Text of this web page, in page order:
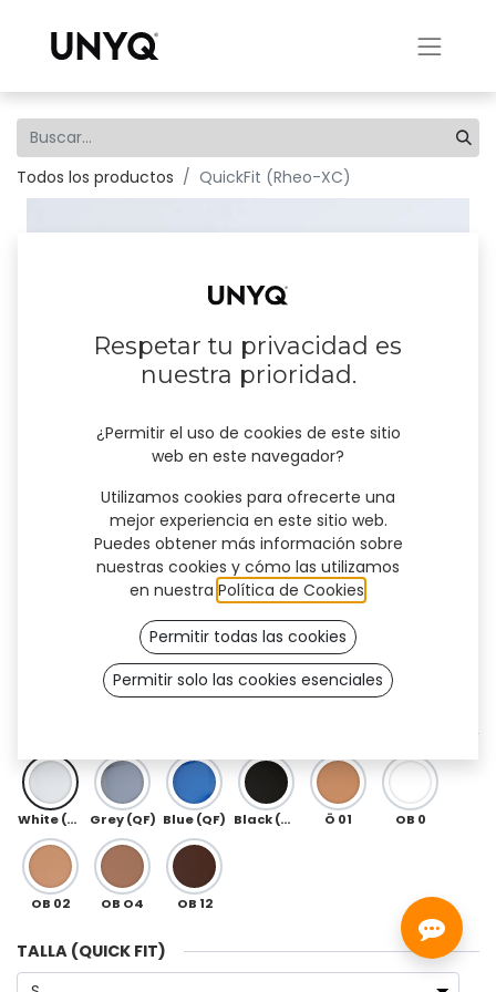
Todos los productos QuickFit (Rheo-XC)
QuickFit (Rheo-XC)
White (QF) Grey (QF) Blue (QF) Black (QF) Ö 01 OB 0
OB 02 OB O4 OB 12
TALLA (QUICK FIT)
Respetar tu privacidad es
nuestra prioridad.
¿Permitir el uso de cookies de este sitio
web en este navegador?
Utilizamos cookies para ofrecerte una
mejor experiencia en este sitio web.
Puedes obtener más información sobre
nuestras cookies y cómo las utilizamos
en nuestra Política de Cookies
Permitir todas las cookies
Permitir solo las cookies esenciales